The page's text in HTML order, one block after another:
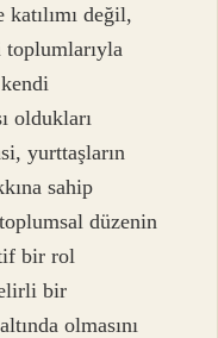
değil,
toplumlarıyla
oldukları
yurttaşların
sahip
düzenin
bir rol
bir
olmasını